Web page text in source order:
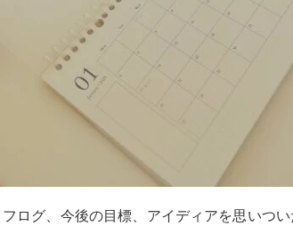
ログ、今後の目標、アイディアを思いつ